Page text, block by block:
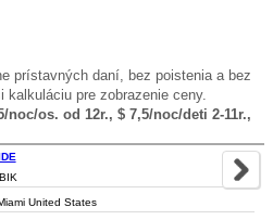
prístavných daní, bez poistenia a bez
pre zobrazenie ceny.
os. od 12r., $ 7,5/noc/deti 2-11r.,
United States